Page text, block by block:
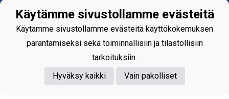
Käytämme sivustollamme evästeitä
Käytämme sivustollamme evästeitä käyttökokemuksen
parantamiseksi sekä toiminnallisiin ja tilastollisiin
tarkoituksiin.
Hyväksy kaikki
Vain pakolliset